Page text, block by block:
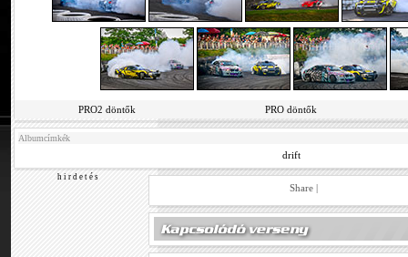
PRO2 döntők PRO döntők
Albumcímkék
drift
h i r d e t é s
Share |